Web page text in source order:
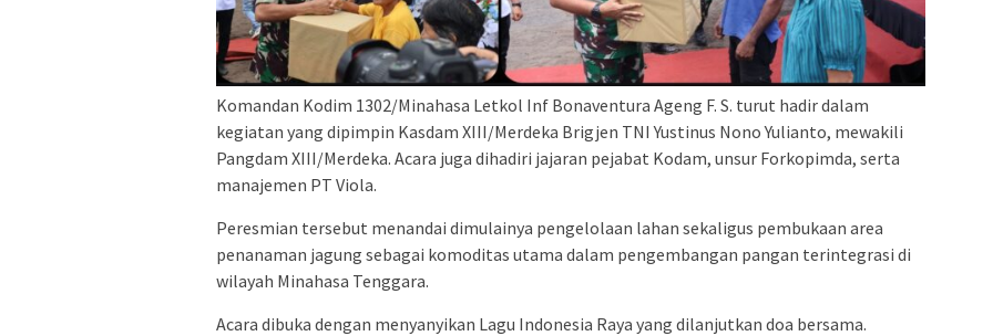
Komandan Kodim 1302/Minahasa Letkol Inf Bonaventura Ageng F. S. turut hadir dalam
kegiatan yang dipimpin Kasdam XIII/Merdeka Brigjen TNI Yustinus Nono Yulianto, mewakili
Pangdam XIII/Merdeka. Acara juga dihadiri jajaran pejabat Kodam, unsur Forkopimda, serta
manajemen PT Viola.
Peresmian tersebut menandai dimulainya pengelolaan lahan sekaligus pembukaan area
penanaman jagung sebagai komoditas utama dalam pengembangan pangan terintegrasi di
wilayah Minahasa Tenggara.
Acara dibuka dengan menyanyikan Lagu Indonesia Raya yang dilanjutkan doa bersama.